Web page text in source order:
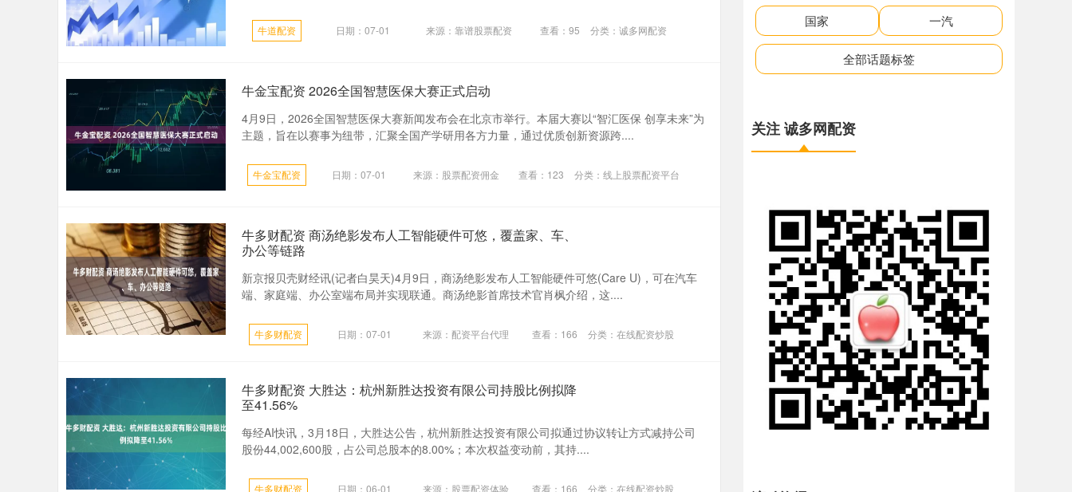
牛道配资 日期：07-01 来源：靠谱股票配资 查看： 95 分类： 诚多网配资
牛金宝配资 2026全国智慧医保大赛正式启动
4月9日，2026全国智慧医保大赛新闻发布会在北京市举行。本届大赛以“智汇医保 创享未来”为
主题，旨在以赛事为纽带，汇聚全国产学研用各方力量，通过优质创新资源跨....
牛金宝配资 日期：07-01 来源：股票配资佣金 查看： 123 分类： 线上股票配资平台
牛多财配资 商汤绝影发布人工智能硬件可悠，覆盖家、车、
办公等链路
新京报贝壳财经讯(记者白昊天)4月9日，商汤绝影发布人工智能硬件可悠(Care U)，可在汽车
端、家庭端、办公室端布局并实现联通。商汤绝影首席技术官肖枫介绍，这....
牛多财配资 日期：07-01 来源：配资平台代理 查看： 166 分类： 在线配资炒股
牛多财配资 大胜达：杭州新胜达投资有限公司持股比例拟降
至41.56%
每经AI快讯，3月18日，大胜达公告，杭州新胜达投资有限公司拟通过协议转让方式减持公司
股份44,002,600股，占公司总股本的8.00%；本次权益变动前，其持....
牛多财配资 日期：06-01 来源：股票配资体验 查看： 166 分类： 在线配资炒股
国家 一汽
全部话题标签
关注 诚多网配资